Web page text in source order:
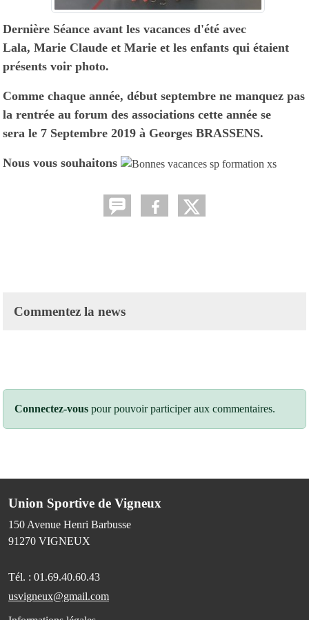
Dernière Séance avant les vacances d'été avec
Lala, Marie Claude et Marie et les enfants qui étaient
présents voir photo.
Comme chaque année, début septembre ne manquez pas
la rentrée au forum des associations cette année se
sera le 7 Septembre 2019 à Georges BRASSENS.
Nous vous souhaitons
Commentez la news
Connectez-vous pour pouvoir participer aux commentaires.
Union Sportive de Vigneux
150 Avenue Henri Barbusse
91270 VIGNEUX
Tél. : 01.69.40.60.43
usvigneux@gmail.com